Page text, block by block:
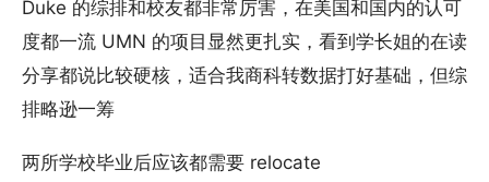
Duke 的综排和校友都非常厉害，在美国和国内的认可
度都一流 UMN 的项目显然更扎实，看到学长姐的在读
分享都说比较硬核，适合我商科转数据打好基础，但综
排略逊一筹
两所学校毕业后应该都需要 relocate